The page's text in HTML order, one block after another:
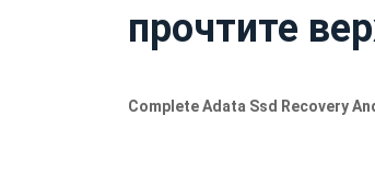
прочтите
Complete Adata Ssd Recovery